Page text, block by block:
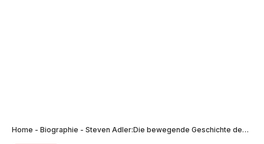
Home - Biographie - Steven Adler:Die bewegende Geschichte des legendären Guns-N’Roses-Schlagzeugers